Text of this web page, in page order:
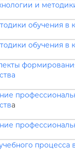
и
обучения в
обучения в
а
процесса